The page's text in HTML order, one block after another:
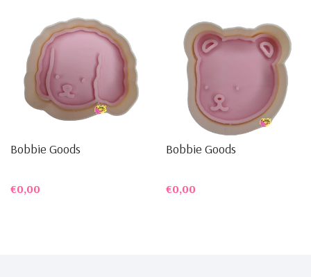
Bobbie Goods
€0,00
Bobbie Goods
€0,00